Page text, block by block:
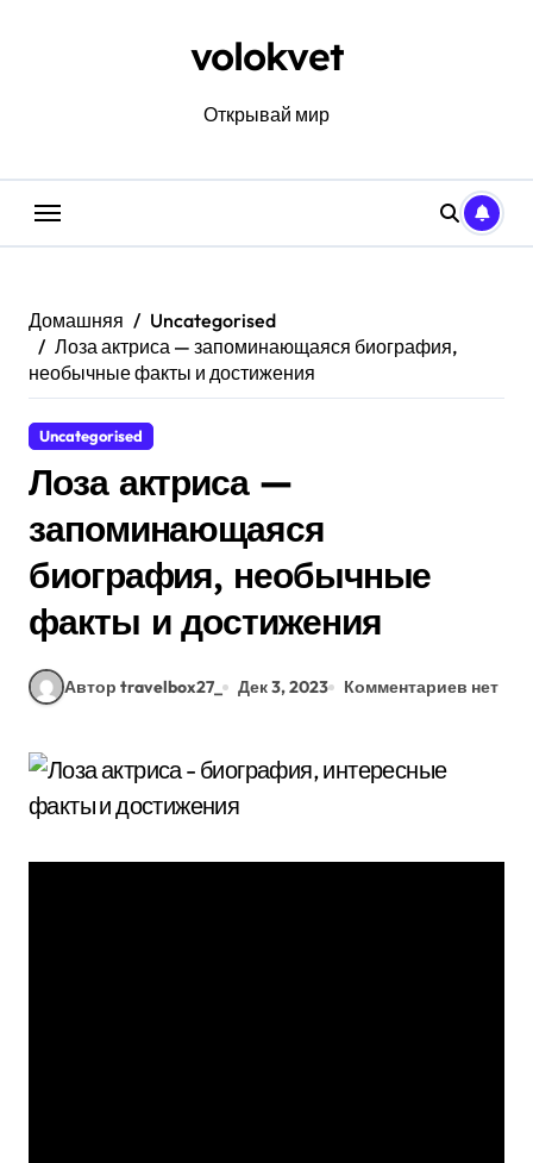
volokvet
Открывай мир
Домашняя
Uncategorised
Лоза актриса — запоминающаяся биография,
необычные факты и достижения
Uncategorised
Лоза актриса —
запоминающаяся
биография, необычные
факты и достижения
Автор travelbox27_ Дек 3, 2023 Комментариев нет